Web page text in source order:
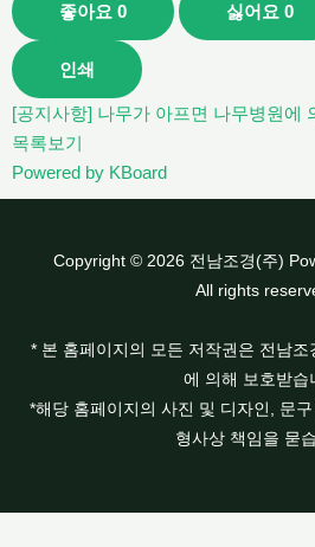
좋아요 0 싫어요 0
인쇄
[공지사항] 나무가 아프면 나무병원에
목록보기
Powered by KBoard
Copyright © 2026 전남조경(주)
All rights
* 본 홈페이지의 모든 저작권은 전남
에 의해 보호받습
*해당 홈페이지의 사진 및 디자인, 문
형사상 책임을 묻